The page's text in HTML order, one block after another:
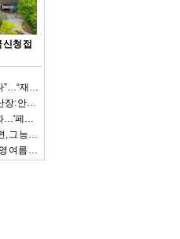
청 접
심현철 “민생지원금 지금은 안 된다”…“재정안정화기금 사용 요건 안 맞아”
통영시, 강구안 뮤직웨이브 '통영 난장: 안예은×처랏' 성황
통영시, 동피랑 벽화 새 단장 본격화…'페인트 페스타' 첫 행사 성황
[새설] 판정할 능력이 없어 미뤘다면, 그 능력으로 셈은 어떻게 했나
통영시, '2026 꿈의 오케스트라 통영 여름 음악회' 성황리 개최